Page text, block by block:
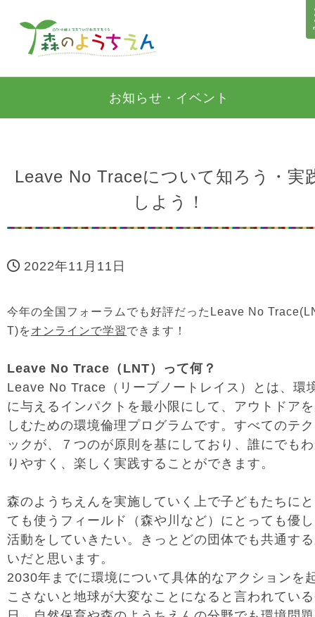
お知らせ・イベント
Leave No Traceについて知ろう・実
しよう！
2022年11月11日
今年の全国フォーラムでも好評だったLeave No
T)をオンラインで学習できます！
Leave No Trace（LNT）って何？
Leave No Trace（リーブノートレイス）とは、環
に与えるインパクトを最小限にして、アウトドア
しむための環境倫理プログラムです。すべてのテ
ックが、７つのが原則を基にしており、誰にでも
りやすく、楽しく実践することができます。
森のようちえんを実施していく上で子どもたちに
ても使うフィールド（森や川など）にとっても優
活動をしていきたい。きっとどの団体でも共通す
いだと思います。
2030年までに環境について具体的なアクションを
こさないと地球が大変なことになると言われてい